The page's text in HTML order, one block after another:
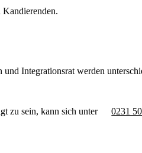
Kandierenden.
Integrationsrat werden
zu sein, kann sich unter 0231